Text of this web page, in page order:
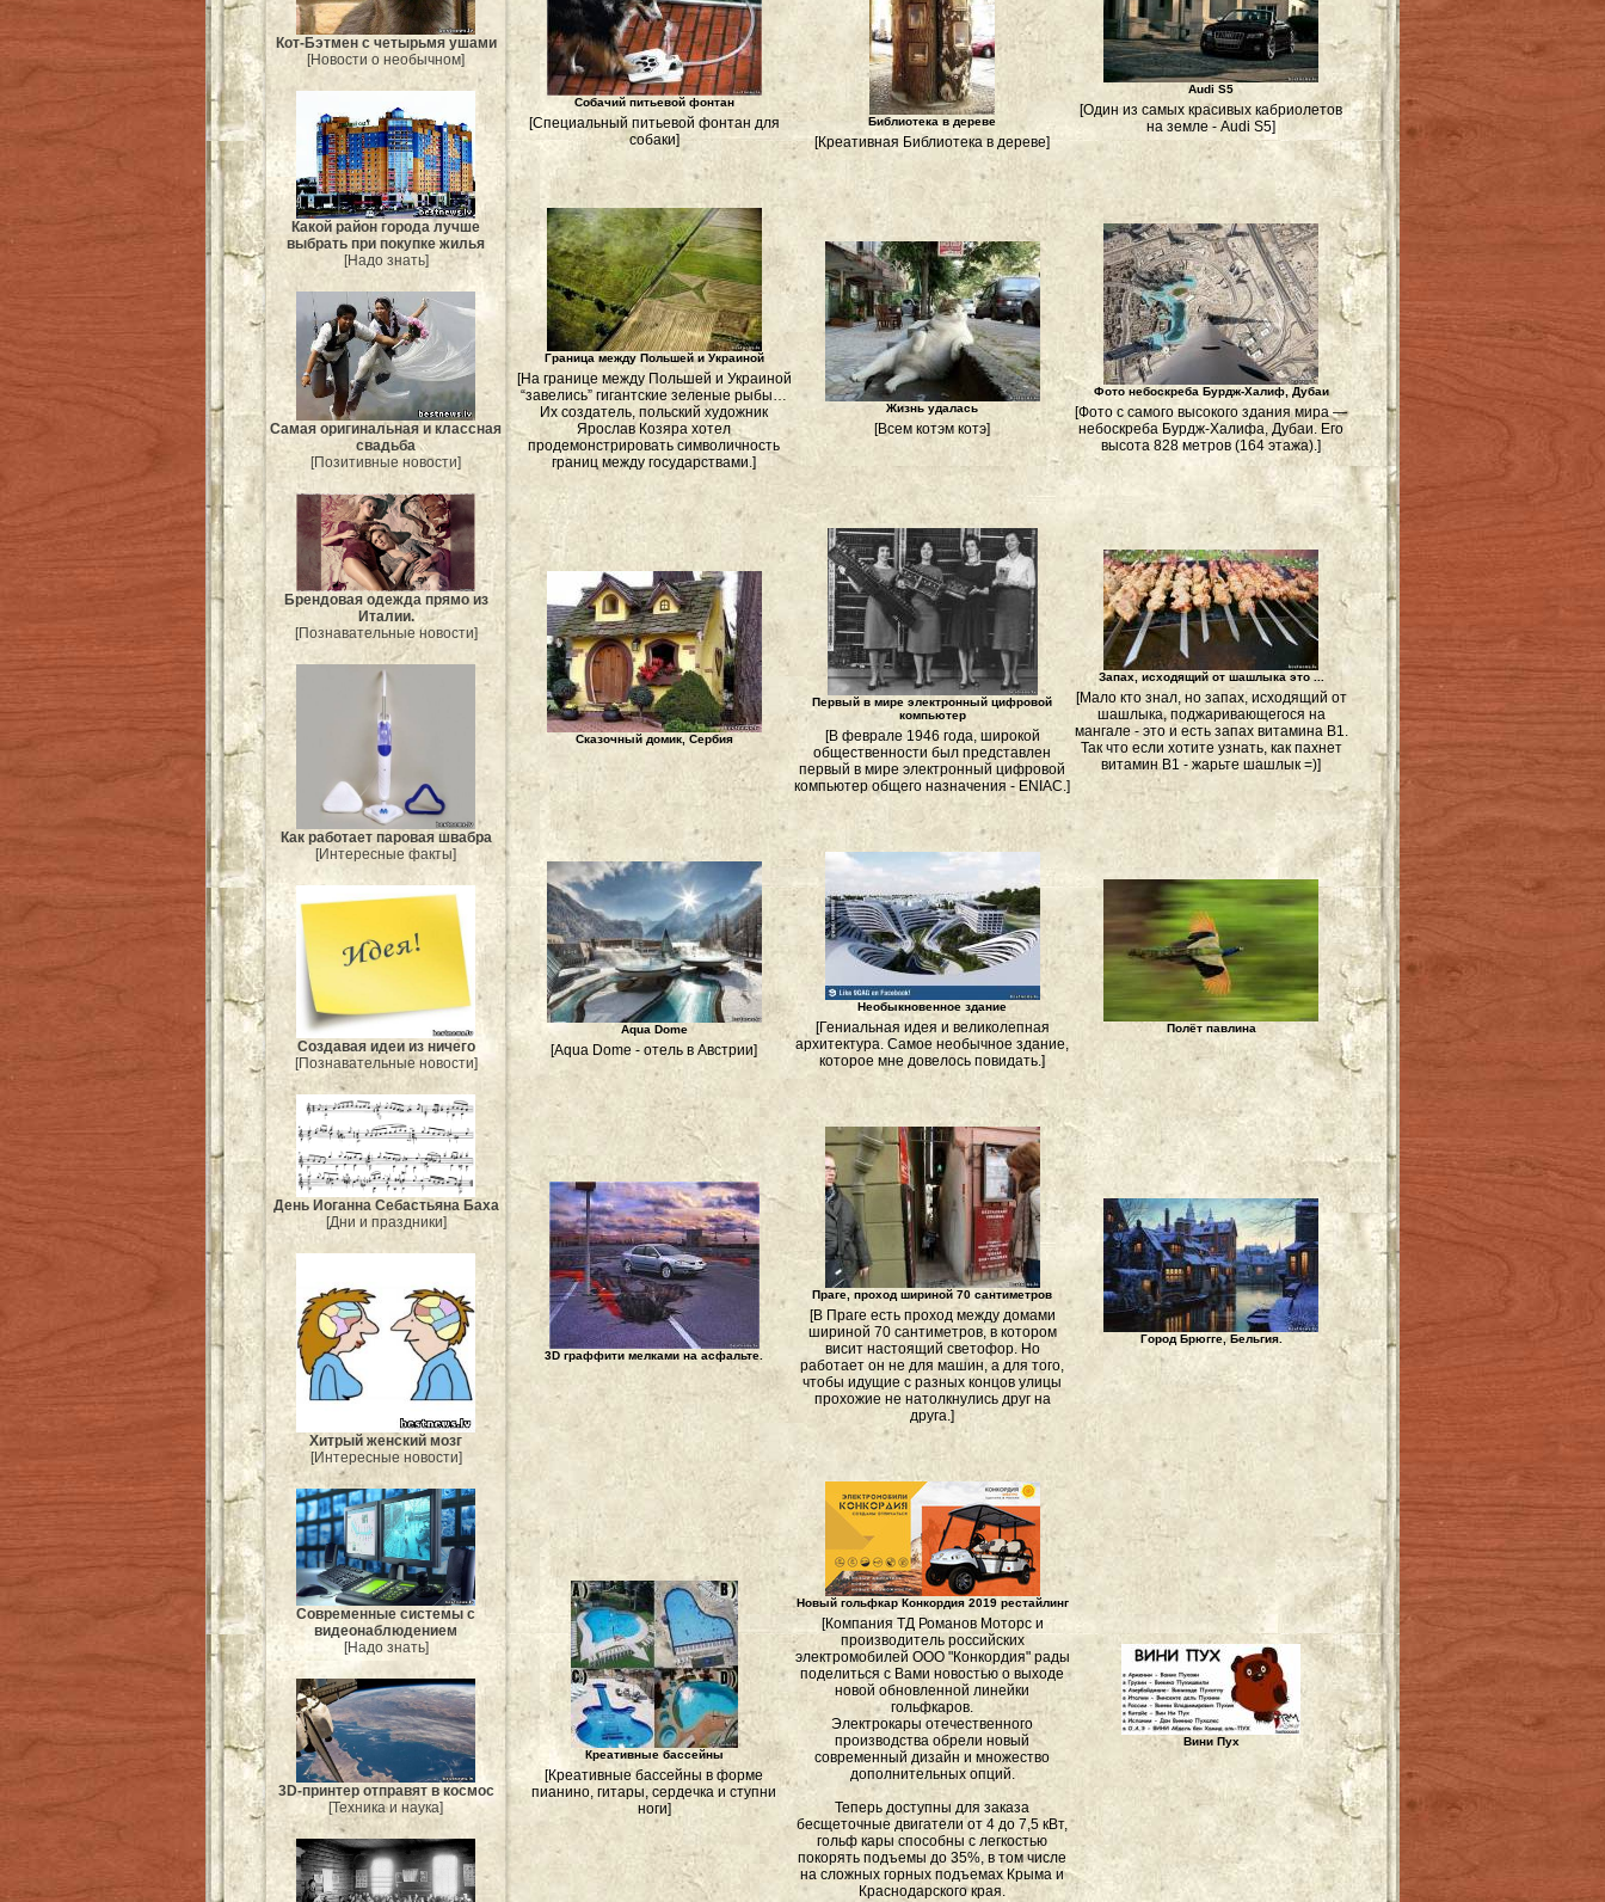
Кот-Бэтмен с четырьмя ушами
[Новости о необычном]
Какой район города лучше
выбрать при покупке жилья
[Надо знать]
Самая оригинальная и классная
свадьба
[Позитивные новости]
Брендовая одежда прямо из
Италии.
[Познавательные новости]
Как работает паровая швабра
[Интересные факты]
Создавая идеи из ничего
[Познавательные новости]
День Иоганна Себастьяна Баха
[Дни и праздники]
Хитрый женский мозг
[Интересные новости]
Современные системы с
видеонаблюдением
[Надо знать]
3D-принтер отправят в космос
[Техника и наука]
Собачий питьевой фонтан
[Специальный питьевой фонтан для
собаки]
Библиотека в дереве
[Креативная Библиотека в дереве]
Audi S5
[Один из самых красивых кабриолетов
на земле - Audi S5]
Граница между Польшей и Украиной
[На границе между Польшей и Украиной
“завелись” гигантские зеленые рыбы…
Их создатель, польский художник
Ярослав Козяра хотел
продемонстрировать символичность
границ между государствами.]
Жизнь удалась
[Всем котэм котэ]
Фото небоскреба Бурдж-Халиф, Дубаи
[Фото с самого высокого здания мира —
небоскреба Бурдж-Халифа, Дубаи. Его
высота 828 метров (164 этажа).]
Сказочный домик, Сербия
Первый в мире электронный цифровой
компьютер
[В феврале 1946 года, широкой
общественности был представлен
первый в мире электронный цифровой
компьютер общего назначения - ENIAC.]
Запах, исходящий от шашлыка это ...
[Мало кто знал, но запах, исходящий от
шашлыка, поджаривающегося на
мангале - это и есть запах витамина В1.
Так что если хотите узнать, как пахнет
витамин B1 - жарьте шашлык =)]
Aqua Dome
[Aqua Dome - отель в Австрии]
Необыкновенное здание
[Гениальная идея и великолепная
архитектура. Самое необычное здание,
которое мне довелось повидать.]
Полёт павлина
3D граффити мелками на асфальте.
Праге, проход шириной 70 сантиметров
[В Праге есть проход между домами
шириной 70 сантиметров, в котором
висит настоящий светофор. Но
работает он не для машин, а для того,
чтобы идущие с разных концов улицы
прохожие не натолкнулись друг на
друга.]
Город Брюгге, Бельгия.
Креативные бассейны
[Креативные бассейны в форме
пианино, гитары, сердечка и ступни
ноги]
Новый гольфкар Конкордия 2019 рестайлинг
[Компания ТД Романов Моторс и
производитель российских
электромобилей ООО "Конкордия" рады
поделиться с Вами новостью о выходе
новой обновленной линейки
гольфкаров.
Электрокары отечественного
производства обрели новый
современный дизайн и множество
дополнительных опций.
Теперь доступны для заказа
бесщеточные двигатели от 4 до 7,5 кВт,
гольф кары способны с легкостью
покорять подъемы до 35%, в том числе
на сложных горных подъемах Крыма и
Краснодарского края.
Вини Пух